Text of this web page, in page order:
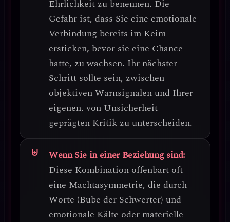
Ehrlichkeit zu benennen. Die
Gefahr ist, dass Sie eine emotionale
Verbindung bereits im Keim
ersticken, bevor sie eine Chance
hatte, zu wachsen. Ihr nächster
Schritt sollte sein, zwischen
objektiven Warnsignalen und Ihrer
eigenen, von Unsicherheit
geprägten Kritik zu unterscheiden.
Wenn Sie in einer Beziehung sind:
Diese Kombination offenbart oft
eine Machtasymmetrie, die durch
Worte (Bube der Schwerter) und
emotionale Kälte oder materielle